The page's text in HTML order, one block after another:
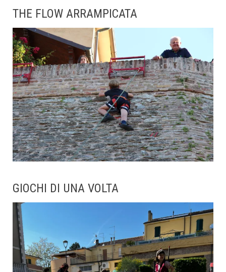
THE FLOW ARRAMPICATA
GIOCHI DI UNA VOLTA